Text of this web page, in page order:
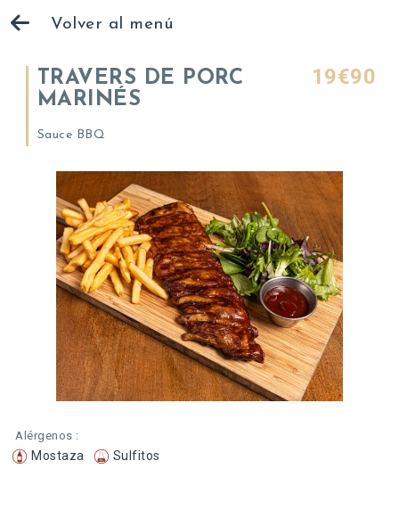
Volver al menú
TRAVERS DE PORC
MARINÉS
19€90
Sauce BBQ
Alérgenos :
Mostaza Sulfitos